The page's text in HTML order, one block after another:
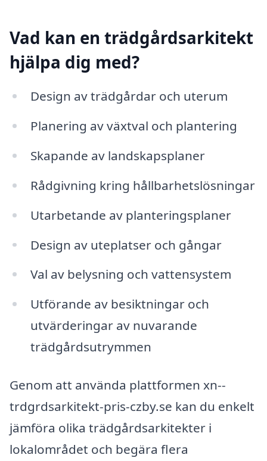
Vad kan en trädgårdsarkitekt
hjälpa dig med?
Design av trädgårdar och uterum
Planering av växtval och plantering
Skapande av landskapsplaner
Rådgivning kring hållbarhetslösningar
Utarbetande av planteringsplaner
Design av uteplatser och gångar
Val av belysning och vattensystem
Utförande av besiktningar och
utvärderingar av nuvarande
trädgårdsutrymmen
Genom att använda plattformen xn--
trdgrdsarkitekt-pris-czby.se kan du enkelt
jämföra olika trädgårdsarkitekter i
lokalområdet och begära flera